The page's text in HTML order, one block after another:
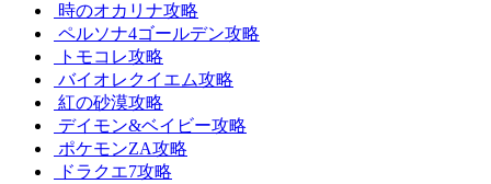
時のオカリナ攻略
ペルソナ4ゴールデン攻略
トモコレ攻略
バイオレクイエム攻略
紅の砂漠攻略
デイモン&ベイビー攻略
ポケモンZA攻略
ドラクエ7攻略